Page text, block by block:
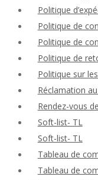
Politique
Politique de
Politique de
Politique de
Politique sur
Réclamation
Rendez-vous
Soft-list- TL
Soft-list- TL
Tableau de
Tableau de